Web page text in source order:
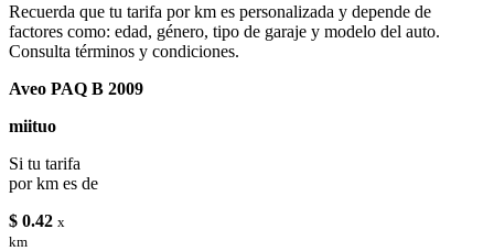
Recuerda que tu tarifa por km es personalizada y depende de
factores como: edad, género, tipo de garaje y modelo del auto.
Consulta términos y condiciones.
Aveo PAQ B 2009
miituo
Si tu tarifa
por km es de
$ 0.42 x
km